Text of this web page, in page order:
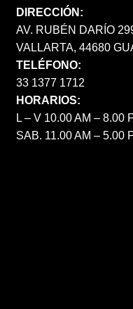
DIRECCIÓN:
AV. RUBÉN DARÍO
VALLARTA, 44680
TELÉFONO:
33 1377 1712
HORARIOS:
L – V 10.00 AM – 8.00
SAB. 11.00 AM – 5.00